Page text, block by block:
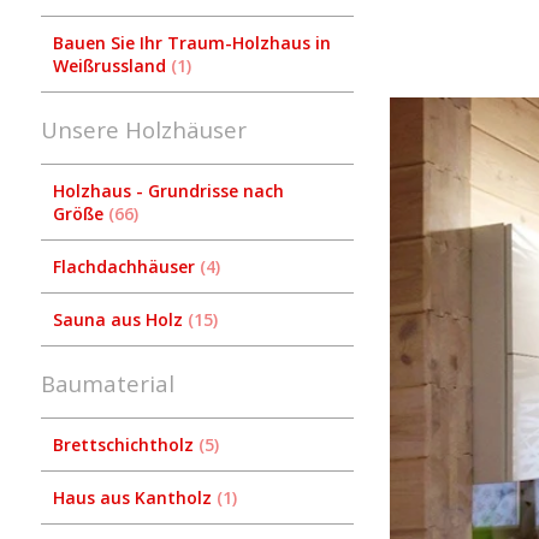
Bauen Sie Ihr Traum-Holzhaus in
Weißrussland 1
Unsere Holzhäuser
Holzhaus - Grundrisse nach
Größe 66
Flachdachhäuser 4
Sauna aus Holz 15
Baumaterial
Brettschichtholz 5
Haus aus Kantholz 1